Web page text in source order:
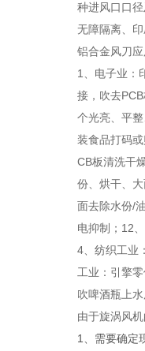
种进风口口
无障隔离、
铝合金风刀
1、电子业：
接，吹去
个光亮、平
装食品打码
CB板清洗干
份、烘干、
面去除水份/
电抑制；12
4、纺织工业
工业：引擎
吹啤酒瓶上
由于旋涡风
1、需要确定